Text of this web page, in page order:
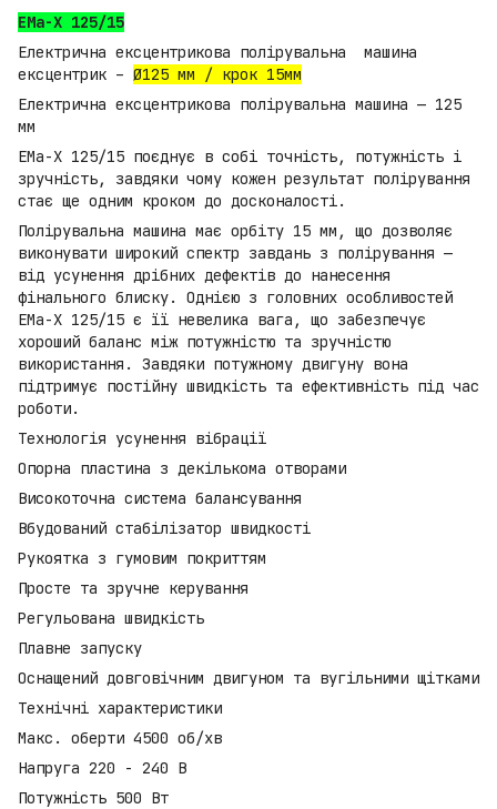
EMa-X 125/15
Електрична ексцентрикова полірувальна машина
ексцентрик – Ø125 мм / крок 15мм
Електрична ексцентрикова полірувальна машина — 125
мм
EMa-X 125/15 поєднує в собі точність, потужність і
зручність, завдяки чому кожен результат полірування
стає ще одним кроком до досконалості.
Полірувальна машина має орбіту 15 мм, що дозволяє
виконувати широкий спектр завдань з полірування —
від усунення дрібних дефектів до нанесення
фінального блиску. Однією з головних особливостей
EMa-X 125/15 є її невелика вага, що забезпечує
хороший баланс між потужністю та зручністю
використання. Завдяки потужному двигуну вона
підтримує постійну швидкість та ефективність під час
роботи.
Технологія усунення вібрації
Опорна пластина з декількома отворами
Високоточна система балансування
Вбудований стабілізатор швидкості
Рукоятка з гумовим покриттям
Просте та зручне керування
Регульована швидкість
Плавне запуску
Оснащений довговічним двигуном та вугільними щітками
Технічні характеристики
Макс. оберти 4500 об/хв
Напруга 220 - 240 В
Потужність 500 Вт